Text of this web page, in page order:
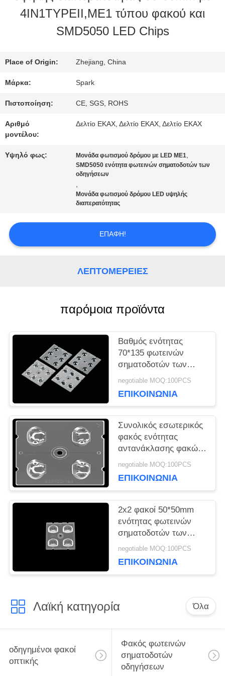
ΣΤΟ
ΕΡΓΟΣΤΆΣΙΟ
ΈΛΕΓΧΟΣ
ΠΟΙΌΤΗΤΑΣ
ΕΠΙΚΟΙΝΩΝΉΣΤΕ
ΜΑΖΊ
ΥΠΟΘΈΣΕΙΣ
ΠΡΟΣΦΟΡΆ
ΧΆΡΤΗΣ
ΙΣΤΌΤΟΠΟΥ
ΠΟΛΙΤΙΚΉ
ΜΥΣΤΙΚΌΤΗΤΑΣ
4IN1TYPEII,ME1 τύπου φακού και
SMD5050 LED Chips
Place of Origin: Zhejiang, China
Μάρκα: Spark
Πιστοποίηση: CE, SGS, ROHS
Αριθμό
μοντέλου:
Δελτίο ΕΚΑΧ, Δελτίο ΕΚΑΧ, Δελτίο ΕΚΑΧ
Υψηλό φως: Μονάδα φωτισμού δρόμου με LED ME1,
SMD5050 ενότητα φωτεινών σηματοδοτών των
οδηγήσεων
,
Μονάδα φωτισμού δρόμου LED υψηλής
διαπερατότητας
ΕΠΑΦΉ!
ΛΕΠΤΟΜΈΡΕΙΕΣ
παρόμοια προϊόντα
Βαθμός ενότητας
70*135 φωτεινών
σηματοδοτών των
υλικών οδηγήσεων PC
οπτική
negotiable MOQ:100PCS
ΕΠΙΚΟΙΝΩΝΊΑ
Συνολικός εσωτερικός
φακός ενότητας
αντανάκλασης φακών
φωτεινών
ασυμμετρικών
negotiable MOQ:100PCS
ΕΠΙΚΟΙΝΩΝΊΑ
2x2 φακοί 50*50mm
ενότητας φωτεινών
σηματοδοτών των
οδηγήσεων PC
φωτισμό ευρείας
negotiable MOQ:100PCS
ΕΠΙΚΟΙΝΩΝΊΑ
Λαϊκή κατηγορία Όλα
οδηγημένοι φακοί
οπτικής
Φακός φωτεινών
σηματοδοτών
οδηγήσεων